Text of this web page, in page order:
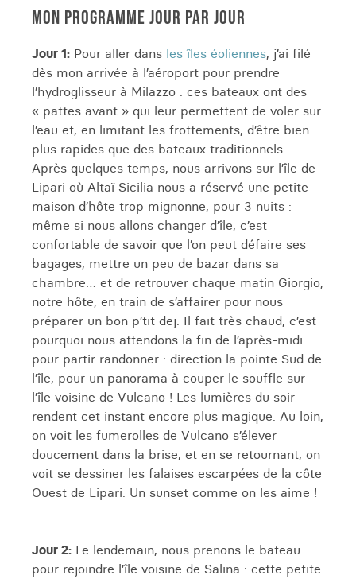
MON PROGRAMME JOUR PAR JOUR
Jour 1: Pour aller dans les îles éoliennes, j’ai filé
dès mon arrivée à l’aéroport pour prendre
l’hydroglisseur à Milazzo : ces bateaux ont des
« pattes avant » qui leur permettent de voler sur
l’eau et, en limitant les frottements, d’être bien
plus rapides que des bateaux traditionnels.
Après quelques temps, nous arrivons sur l’île de
Lipari où Altaï Sicilia nous a réservé une petite
maison d’hôte trop mignonne, pour 3 nuits :
même si nous allons changer d’île, c’est
confortable de savoir que l’on peut défaire ses
bagages, mettre un peu de bazar dans sa
chambre… et de retrouver chaque matin Giorgio,
notre hôte, en train de s’affairer pour nous
préparer un bon p’tit dej. Il fait très chaud, c’est
pourquoi nous attendons la fin de l’après-midi
pour partir randonner : direction la pointe Sud de
l’île, pour un panorama à couper le souffle sur
l’île voisine de Vulcano ! Les lumières du soir
rendent cet instant encore plus magique. Au loin,
on voit les fumerolles de Vulcano s’élever
doucement dans la brise, et en se retournant, on
voit se dessiner les falaises escarpées de la côte
Ouest de Lipari. Un sunset comme on les aime !
Jour 2: Le lendemain, nous prenons le bateau
pour rejoindre l’île voisine de Salina : cette petite